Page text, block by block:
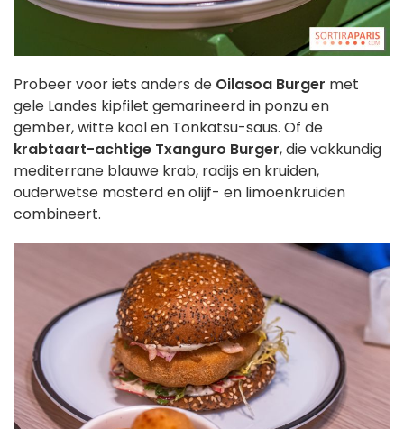
Probeer voor iets anders de Oilasoa Burger met
gele Landes kipfilet gemarineerd in ponzu en
gember, witte kool en Tonkatsu-saus. Of de
krabtaart-achtige Txanguro Burger, die vakkundig
mediterrane blauwe krab, radijs en kruiden,
ouderwetse mosterd en olijf- en limoenkruiden
combineert.